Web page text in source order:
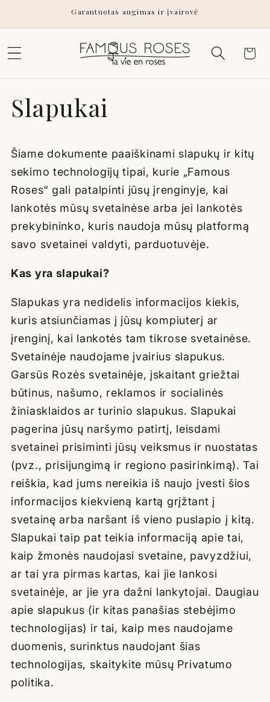
turinio
Garantuotas augimas ir įvairovė
Slapukai
Šiame dokumente paaiškinami slapukų ir kitų
sekimo technologijų tipai, kurie „Famous
Roses“ gali patalpinti jūsų įrenginyje, kai
lankotės mūsų svetainėse arba jei lankotės
prekybininko, kuris naudoja mūsų platformą
savo svetainei valdyti, parduotuvėje.
Kas yra slapukai?
Slapukas yra nedidelis informacijos kiekis,
kuris atsiunčiamas į jūsų kompiuterį ar
įrenginį, kai lankotės tam tikrose svetainėse.
Svetainėje naudojame įvairius slapukus.
Garsūs Rozės svetainėje, įskaitant griežtai
būtinus, našumo, reklamos ir socialinės
žiniasklaidos ar turinio slapukus. Slapukai
pagerina jūsų naršymo patirtį, leisdami
svetainei prisiminti jūsų veiksmus ir nuostatas
(pvz., prisijungimą ir regiono pasirinkimą). Tai
reiškia, kad jums nereikia iš naujo įvesti šios
informacijos kiekvieną kartą grįžtant į
svetainę arba naršant iš vieno puslapio į kitą.
Slapukai taip pat teikia informaciją apie tai,
kaip žmonės naudojasi svetaine, pavyzdžiui,
ar tai yra pirmas kartas, kai jie lankosi
svetainėje, ar jie yra dažni lankytojai. Daugiau
apie slapukus (ir kitas panašias stebėjimo
technologijas) ir tai, kaip mes naudojame
duomenis, surinktus naudojant šias
technologijas, skaitykite mūsų Privatumo
politika.